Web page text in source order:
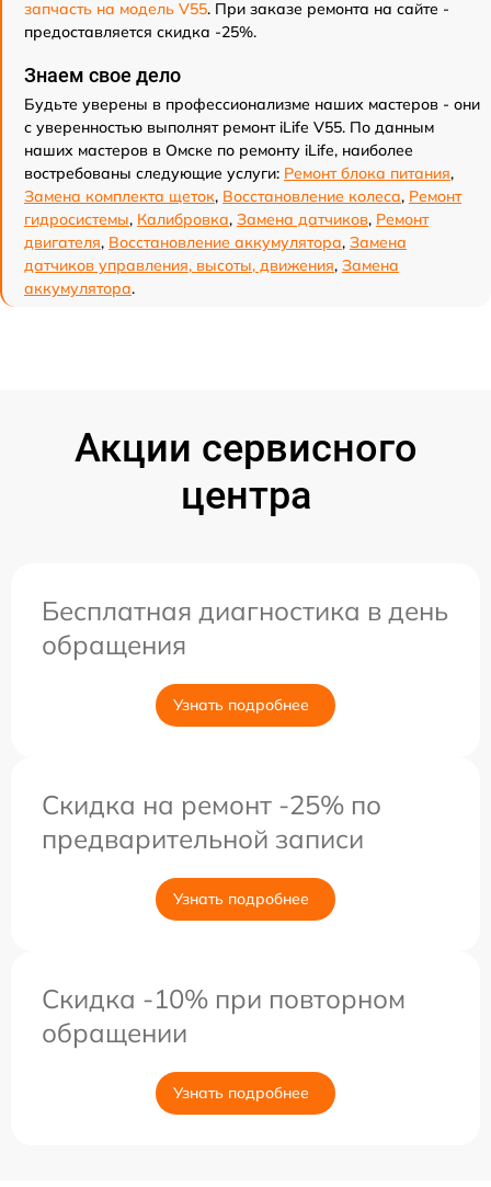
запчасть на модель V55. При заказе ремонта на сайте -
предоставляется скидка -25%.
Знаем свое дело
Будьте уверены в профессионализме наших мастеров - они
с уверенностью выполнят ремонт iLife V55. По данным
наших мастеров в Омске по ремонту iLife, наиболее
востребованы следующие услуги: Ремонт блока питания,
Замена комплекта щеток, Восстановление колеса, Ремонт
гидросистемы, Калибровка, Замена датчиков, Ремонт
двигателя, Восстановление аккумулятора, Замена
датчиков управления, высоты, движения, Замена
аккумулятора.
Акции сервисного
центра
Бесплатная диагностика в день
обращения
Узнать подробнее
Скидка на ремонт -25% по
предварительной записи
Узнать подробнее
Скидка -10% при повторном
обращении
Узнать подробнее